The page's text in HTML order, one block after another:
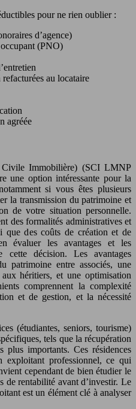
pour ne rien oublier :
d’agence)
(PNO)
au locataire
agréée
Civile Immobilière) (SCI LMNP
une option intéressante pour la
si vous êtes plusieurs
la transmission du patrimoine et
de votre situation personnelle.
des formalités administratives et
que des coûts de création et de
évaluer les avantages et les
cette décision. Les avantages
patrimoine entre associés, une
héritiers, et une optimisation
comprennent la complexité
et de gestion, et la nécessité
(étudiantes, seniors, tourisme)
tels que la récupération
plus importants. Ces résidences
exploitant professionnel, ce qui
cependant de bien étudier le
de rentabilité avant d’investir. Le
est un élément clé à analyser